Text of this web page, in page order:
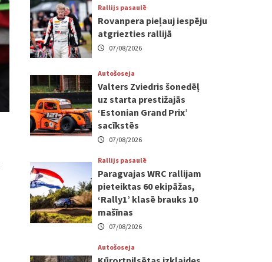
Rallijs pasaulē
Rovanpera pieļauj iespēju
atgriezties rallijā
07/08/2026
Autošoseja
Valters Zviedris šonedēļ
uz starta prestižajās
‘Estonian Grand Prix’
sacīkstēs
07/08/2026
Rallijs pasaulē
Paragvajas WRC rallijam
pieteiktas 60 ekipāžas,
‘Rally1’ klasē brauks 10
mašīnas
07/08/2026
Autošoseja